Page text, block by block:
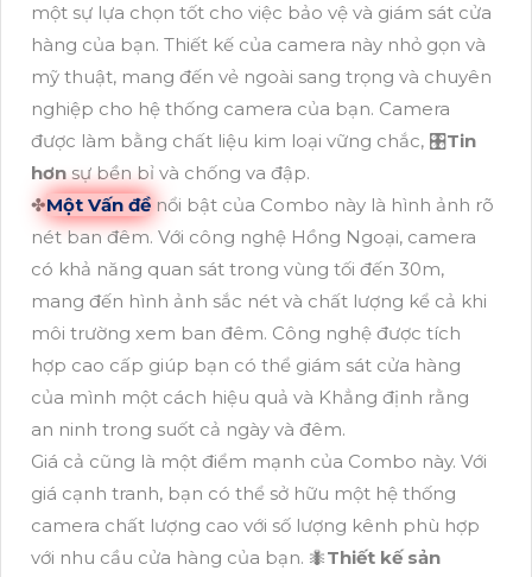
một sự lựa chọn tốt cho việc bảo vệ và giám sát cửa
hàng của bạn. Thiết kế của camera này nhỏ gọn và
mỹ thuật, mang đến vẻ ngoài sang trọng và chuyên
nghiệp cho hệ thống camera của bạn. Camera
được làm bằng chất liệu kim loại vững chắc, 🎛Tin
hơn sự bền bỉ và chống va đập.
✤Một Vấn đề nổi bật của Combo này là hình ảnh rõ
nét ban đêm. Với công nghệ Hồng Ngoại, camera
có khả năng quan sát trong vùng tối đến 30m,
mang đến hình ảnh sắc nét và chất lượng kể cả khi
môi trường xem ban đêm. Công nghệ được tích
hợp cao cấp giúp bạn có thể giám sát cửa hàng
của mình một cách hiệu quả và Khẳng định rằng
an ninh trong suốt cả ngày và đêm.
Giá cả cũng là một điểm mạnh của Combo này. Với
giá cạnh tranh, bạn có thể sở hữu một hệ thống
camera chất lượng cao với số lượng kênh phù hợp
với nhu cầu cửa hàng của bạn. 🐜Thiết kế sản